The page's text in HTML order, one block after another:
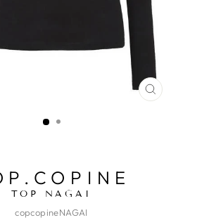
FERMER
TOP NAGAI
copcopineNAGAI